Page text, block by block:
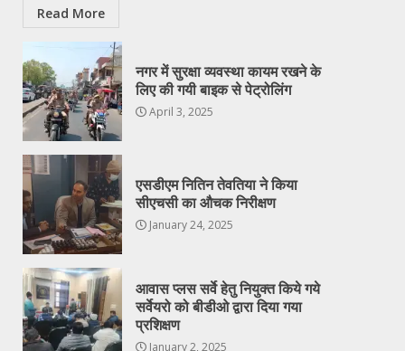
Read More
नगर में सुरक्षा व्यवस्था कायम रखने के
लिए की गयी बाइक से पेट्रोलिंग
April 3, 2025
एसडीएम नितिन तेवतिया ने किया
सीएचसी का औचक निरीक्षण
January 24, 2025
आवास प्लस सर्वे हेतु नियुक्त किये गये
सर्वेयरो को बीडीओ द्वारा दिया गया
प्रशिक्षण
January 2, 2025